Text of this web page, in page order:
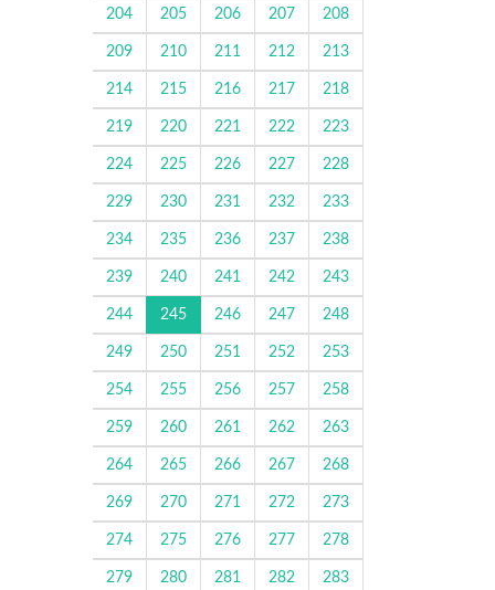
204 205 206 207 208
209 210 211 212 213
214 215 216 217 218
219 220 221 222 223
224 225 226 227 228
229 230 231 232 233
234 235 236 237 238
239 240 241 242 243
244 245 246 247 248
249 250 251 252 253
254 255 256 257 258
259 260 261 262 263
264 265 266 267 268
269 270 271 272 273
274 275 276 277 278
279 280 281 282 283